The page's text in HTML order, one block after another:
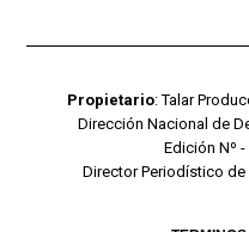
Propietario: Talar
Dirección Nacional de
Edición Nº
Director Periodístico de